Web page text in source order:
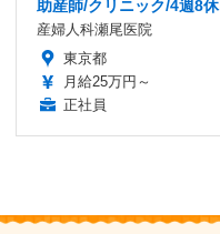
助産師/クリニック/4週8
産婦人科瀬尾医院
東京都
月給25万円～
正社員